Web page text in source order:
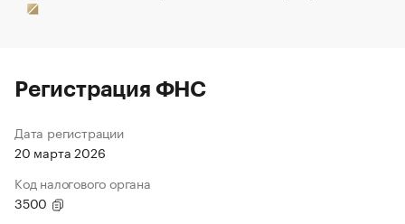
Регистрация ФНС
Дата регистрации
20 марта 2026
Код налогового органа
3500